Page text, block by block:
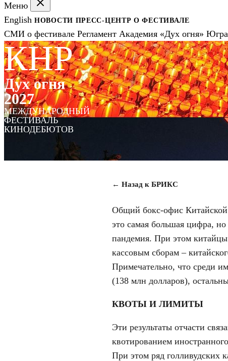
Меню
English НОВОСТИ ПРЕСС-ЦЕНТРО ФЕСТИВАЛЕ
СМИ о фестивале Регламент Академия «Дух огня» Югра
КНР
Дух огня
2027
МЕЖДУНАРОДНЫЙ
ФЕСТИВАЛЬ
КИНОДЕБЮТОВ
← Назад к БРИКС
Общий бокс-офис Китайской
это самая большая цифра,
пандемия. При этом
кассовым сборам –
Примечательно, что среди
(138 млн долларов),
КВОТЫ И ЛИМИТЫ
Эти результаты отчасти
квотированием
При этом ряд голливудских